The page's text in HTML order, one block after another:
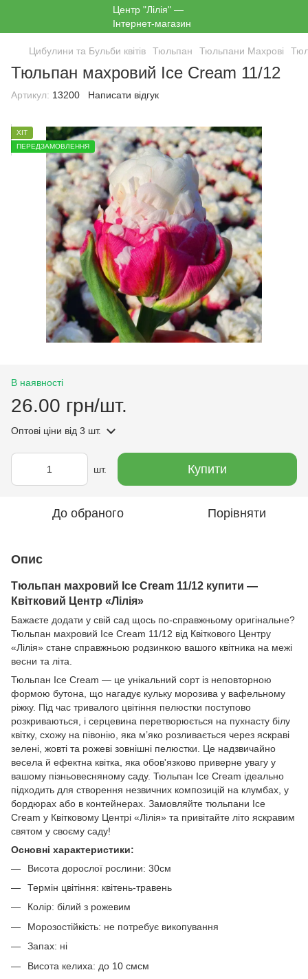
Цибулини та Бульби квітів Тюльпан Тюльпани Махрові
Тюльпан махровий Ice Cream 11/12
Артикул: 13200 Написати відгук
ХІТ
ПЕРЕДЗАМОВЛЕННЯ
В наявності
26.00 грн/шт.
Оптові ціни від 3 шт.
шт. Купити
До обраного Порівняти
Опис
Тюльпан махровий Ice Cream 11/12 купити —
Квітковий Центр «Лілія»
Бажаєте додати у свій сад щось по-справжньому оригінальне?
Тюльпан махровий Ice Cream 11/12 від Квіткового Центру
«Лілія» стане справжньою родзинкою вашого квітника на межі
весни та літа.
Тюльпан Ice Cream — це унікальний сорт із неповторною
формою бутона, що нагадує кульку морозива у вафельному
ріжку. Під час тривалого цвітіння пелюстки поступово
розкриваються, і серцевина перетворюється на пухнасту білу
квітку, схожу на півонію, яка м’яко розливається через яскраві
зелені, жовті та рожеві зовнішні пелюстки. Це надзвичайно
весела й ефектна квітка, яка обов'язково приверне увагу у
вашому пізньовесняному саду. Тюльпан Ice Cream ідеально
підходить для створення незвичних композицій на клумбах, у
бордюрах або в контейнерах. Замовляйте тюльпани Ice
Cream у Квітковому Центрі «Лілія» та привітайте літо яскравим
святом у своєму саду!
Основні характеристики:
Висота дорослої рослини: 30см
Термін цвітіння: квітень-травень
Колір: білий з рожевим
Морозостійкість: не потребує викопування
Запах: ні
Висота келиха: до 10 смсм